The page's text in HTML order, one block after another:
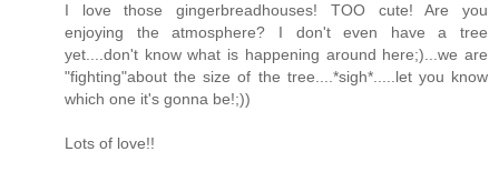
I love those gingerbreadhouses! TOO cute! Are you
enjoying the atmosphere? I don't even have a tree
yet....don't know what is happening around here;)...we are
"fighting"about the size of the tree....*sigh*.....let you know
which one it's gonna be!;))
Lots of love!!